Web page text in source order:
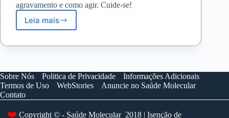
agravamento e como agir. Cuide-se!
Leia maisSinusite:
de
você
precisa
Sobre Nós Politica de Privacidade
Informações Adicionais
Termos de Uso
WebStories
Anuncie no Saúde Molecular
Contato
❤️ Copyright © - Saúde Molecular 2018 | Isenção de